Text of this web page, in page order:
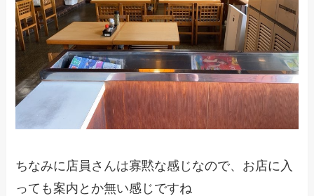
ちなみに店員さんは寡黙な感じなので、お店に入
っても案内とか無い感じですね